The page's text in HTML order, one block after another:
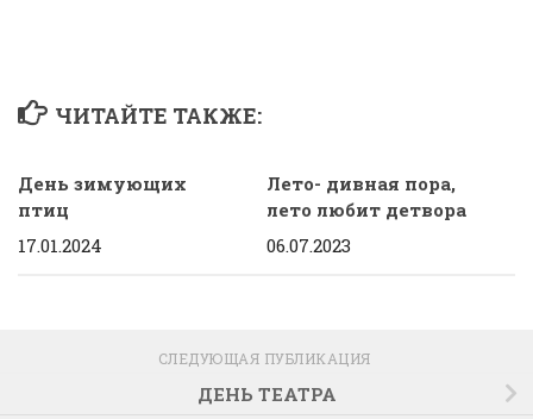
ЧИТАЙТЕ ТАКЖЕ:
День зимующих
птиц
17.01.2024
Лето- дивная пора,
лето любит детвора
06.07.2023
СЛЕДУЮЩАЯ ПУБЛИКАЦИЯ
ДЕНЬ ТЕАТРА